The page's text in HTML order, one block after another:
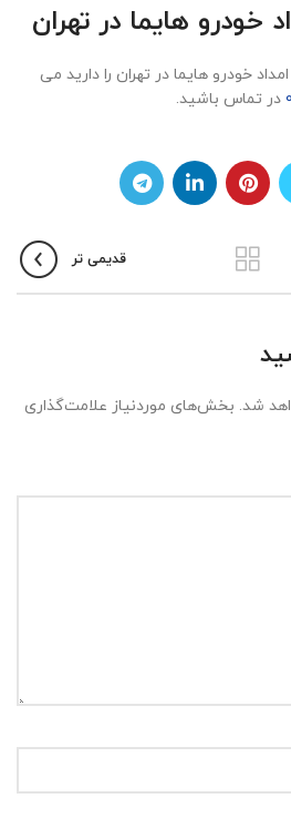
خودرو هایما در تهران
خودرو هایما در تهران را دارید می
در تماس باشید.
قدیمی تر
شد. بخش‌های موردنیاز علامت‌گذاری